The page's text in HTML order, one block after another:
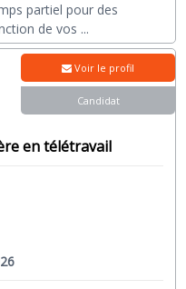
partiel pour des
de vos ...
en télétravail
Voir le profil
Candidat